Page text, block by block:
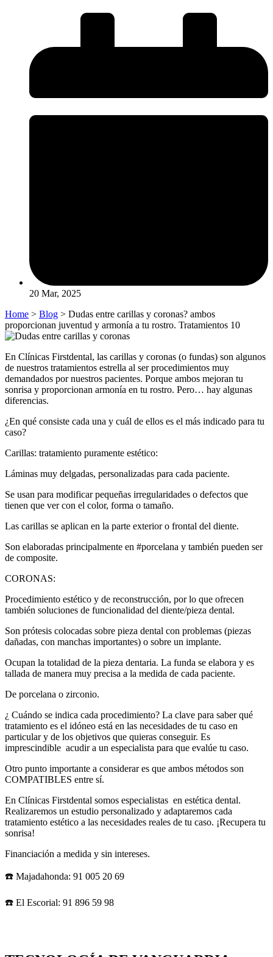
20 Mar, 2025
Home > Blog > Dudas entre carillas y coronas? ambos
proporcionan juventud y armonía a tu rostro. Tratamientos 10
En Clínicas Firstdental, las carillas y coronas (o fundas) son algunos
de nuestros tratamientos estrella al ser procedimientos muy
demandados por nuestros pacientes. Porque ambos mejoran tu
sonrisa y proporcionan armonía en tu rostro. Pero… hay algunas
diferencias.
¿En qué consiste cada una y cuál de ellos es el más indicado para tu
caso?
Carillas: tratamiento puramente estético:
Láminas muy delgadas, personalizadas para cada paciente.
Se usan para modificar pequeñas irregularidades o defectos que
tienen que ver con el color, forma o tamaño.
Las carillas se aplican en la parte exterior o frontal del diente.
Son elaboradas principalmente en #porcelana y también pueden ser
de composite.
CORONAS:
Procedimiento estético y de reconstrucción, por lo que ofrecen
también soluciones de funcionalidad del diente/pieza dental.
Son prótesis colocadas sobre pieza dental con problemas (piezas
dañadas, con manchas importantes) o sobre un implante.
Ocupan la totalidad de la pieza dentaria. La funda se elabora y es
tallada de manera muy precisa a la medida de cada paciente.
De porcelana o zirconio.
¿ Cuándo se indica cada procedimiento? La clave para saber qué
tratamiento es el idóneo está en las necesidades de tu caso en
particular y de los objetivos que quieras conseguir. Es
imprescindible acudir a un especialista para que evalúe tu caso.
Otro punto importante a considerar es que ambos métodos son
COMPATIBLES entre sí.
En Clínicas Firstdental somos especialistas en estética dental.
Realizaremos un estudio personalizado y adaptaremos cada
tratamiento estético a las necesidades reales de tu caso. ¡Recupera tu
sonrisa!
Financiación a medida y sin intereses.
☎️ Majadahonda: 91 005 20 69
☎️ El Escorial: 91 896 59 98